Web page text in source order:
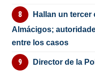
Hallan un tercer
Almácigos;
entre los casos
Director de la